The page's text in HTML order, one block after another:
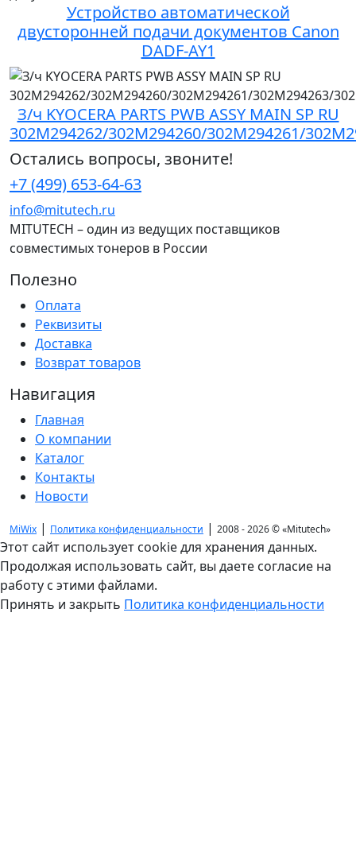
Устройство автоматической
двусторонней подачи документов Canon
DADF-AY1
З/ч KYOCERA PARTS PWB ASSY MAIN SP RU
302M294262/302M294260/302M294261/
Остались вопросы, звоните!
+7 (499) 653-64-63
info@mitutech.ru
MITUTECH – один из ведущих поставщиков
совместимых тонеров в России
Полезно
Оплата
Реквизиты
Доставка
Возврат товаров
Навигация
Главная
О компании
Каталог
Контакты
Новости
MiWix | Политика конфиденциальности | 2008 - 2026 ©«Mitutech»
Этот сайт использует cookie для хранения данных.
Продолжая использовать сайт, вы даете согласие на
работу с этими файлами.
Принять и закрыть Политика конфиденциальности